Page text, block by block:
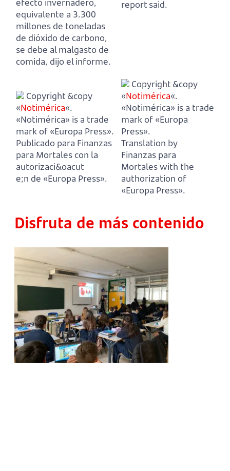
efecto invernadero,
equivalente a 3.300
millones de toneladas
de dióxido de carbono,
se debe al malgasto de
comida, dijo el informe.
report said.
Copyright &copy
«Notimérica«.
«Notimérica» is a trade
mark of «Europa Press».
Publicado para Finanzas
para Mortales con la
autorizaci&oacut
e;n de «Europa Press».
Copyright &copy
«Notimérica«.
«Notimérica» is a trade
mark of «Europa
Press».
Translation by
Finanzas para
Mortales with the
authorization of
«Europa Press».
Disfruta de más contenido